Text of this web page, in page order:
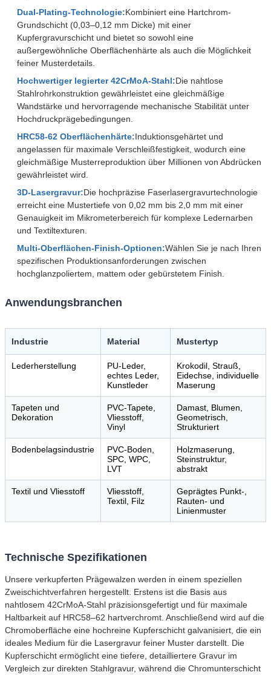
Dual-Plating-Technologie:Kombiniert eine Hartchrom-
Grundschicht (0,03–0,12 mm Dicke) mit einer
Kupfergravurschicht und bietet so sowohl eine
außergewöhnliche Oberflächenhärte als auch die Möglichkeit
feiner Musterdetails.
Hochwertiger legierter 42CrMoA-Stahl:Die nahtlose
Stahlrohrkonstruktion gewährleistet eine gleichmäßige
Wandstärke und hervorragende mechanische Stabilität unter
Hochdruckprägebedingungen.
HRC58-62 Oberflächenhärte:Induktionsgehärtet und
angelassen für maximale Verschleißfestigkeit, wodurch eine
gleichmäßige Musterreproduktion über Millionen von Abdrücken
gewährleistet wird.
3D-Lasergravur:Die hochpräzise Faserlasergravurtechnologie
erreicht eine Mustertiefe von 0,02 mm bis 2,0 mm mit einer
Genauigkeit im Mikrometerbereich für komplexe Ledernarben
und Textiltexturen.
Multi-Oberflächen-Finish-Optionen:Wählen Sie je nach Ihren
spezifischen Produktionsanforderungen zwischen
hochglanzpoliertem, mattem oder gebürstetem Finish.
Anwendungsbranchen
Industrie Material Mustertyp
Lederherstellung
PU-Leder,
echtes Leder,
Kunstleder
Krokodil, Strauß,
Eidechse, individuelle
Maserung
Tapeten und
Dekoration
PVC-Tapete,
Vliesstoff,
Vinyl
Damast, Blumen,
Geometrisch,
Strukturiert
Bodenbelagsindustrie
PVC-Boden,
SPC, WPC,
LVT
Holzmaserung,
Steinstruktur,
abstrakt
Textil und Vliesstoff
Vliesstoff,
Textil, Filz
Geprägtes Punkt-,
Rauten- und
Linienmuster
Technische Spezifikationen
Unsere verkupferten Prägewalzen werden in einem speziellen
Zweischichtverfahren hergestellt. Erstens ist die Basis aus
nahtlosem 42CrMoA-Stahl präzisionsgefertigt und für maximale
Haltbarkeit auf HRC58–62 hartverchromt. Anschließend wird auf die
Chromoberfläche eine hochreine Kupferschicht galvanisiert, die ein
ideales Medium für die Lasergravur feiner Muster darstellt. Die
Kupferschicht ermöglicht eine tiefere, detailliertere Gravur im
Vergleich zur direkten Stahlgravur, während die Chromunterschicht